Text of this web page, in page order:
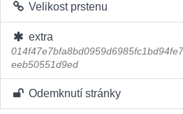
Velikost prstenu
extra
eeb50551d9ed
Odemknutí stránky